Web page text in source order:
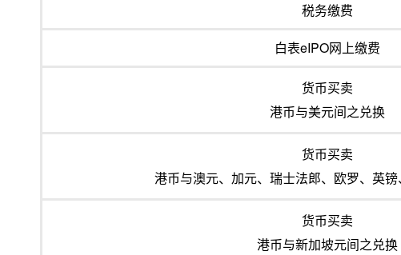
税务缴费
白表eIPO网上缴费
货币买卖
港币与美元间之兑换
货币买卖
港币与澳元、加元、瑞士法郎、欧罗、英
货币买卖
港币与新加坡元间之兑换